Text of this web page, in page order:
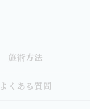
施術方法
よくある質問